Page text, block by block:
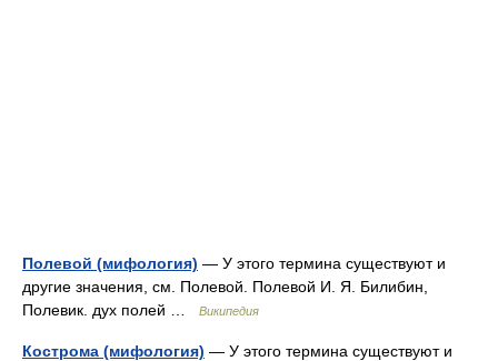
Полевой (мифология) — У этого термина существуют и
другие значения, см. Полевой. Полевой И. Я. Билибин,
Полевик. дух полей …
Википедия
Кострома (мифология) — У этого термина существуют и